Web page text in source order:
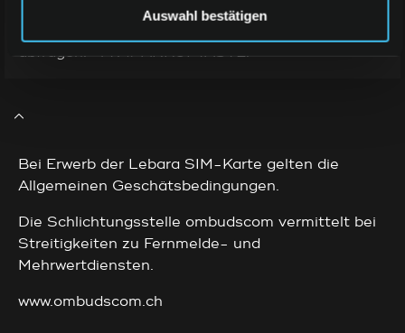
Auswahl bestätigen
Ihr aktuelles Guthaben können Sie jederzeit
abfragen: *147# ANRUFTASTE.
Bei Erwerb der Lebara SIM-Karte gelten die
Allgemeinen Geschätsbedingungen.
Die Schlichtungsstelle ombudscom vermittelt bei
Streitigkeiten zu Fernmelde- und
Mehrwertdiensten.
www.ombudscom.ch